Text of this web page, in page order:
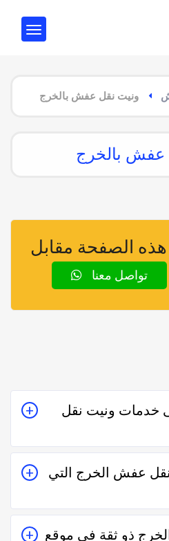
ونيت نقل عفش بالخرج
عفش بالخرج
الصفحة مقابل
تواصل معنا
خدمات ونيت نقل
نقل عفش الخرج من خلال
أو تليفونياً وطلب الخدمة
سعر الخدمة قبل الزيارة
عفش الخرج التي
عفش الخرج وفقاً لعدة
العمل وتوقيته وهل هو
ذو ثقة في موقع